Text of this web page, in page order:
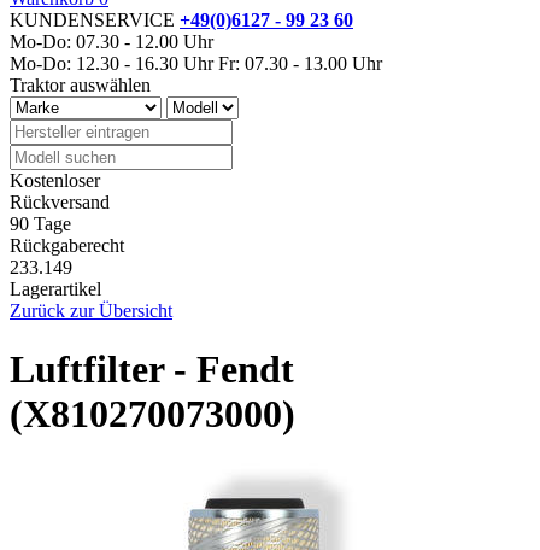
KUNDENSERVICE +49(0)6127 - 99 23 60
Mo-Do: 07.30 - 12.00 Uhr
Mo-Do: 12.30 - 16.30 Uhr Fr: 07.30 - 13.00 Uhr
Traktor auswählen
Kostenloser
Rückversand
90 Tage
Rückgaberecht
233.149
Lagerartikel
Zurück zur Übersicht
Luftfilter - Fendt
(X810270073000)